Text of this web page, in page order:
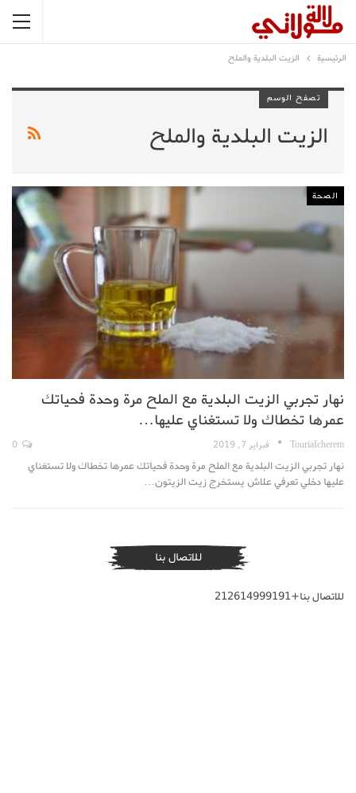
الرئيسية الزيت البلدية والملح
تصفح الوسم
الزيت البلدية والملح
الصحة
نهار تجربي الزيت البلدية مع الملح مرة وحدة فحياتك
عمرها تخطاك ولا تستغناي عليها…
TouriaIcherem فبراير 7, 2019
نهار تجربي الزيت البلدية مع الملح مرة وحدة فحياتك عمرها تخطاك ولا تستغناي
عليها دخلي تعرفي علاش يستخرج زيت الزيتون…
للاتصال بنا
للاتصال بنا+212614999191